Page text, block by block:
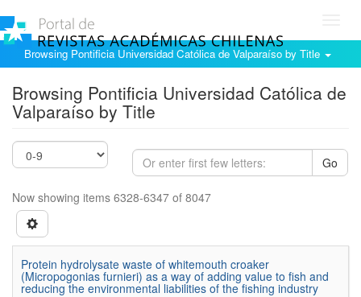
Browsing Pontificia Universidad Católica de Valparaíso by Title
Browsing Pontificia Universidad Católica de
Valparaíso by Title
Go
Now showing items 6328-6347 of 8047
Protein hydrolysate waste of whitemouth croaker
(Micropogonias furnieri) as a way of adding value to fish and
reducing the environmental liabilities of the fishing industry